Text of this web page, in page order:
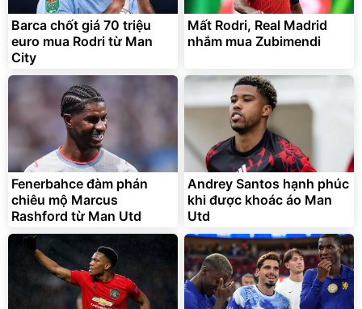
Barca chốt giá 70 triệu
euro mua Rodri từ Man
City
Mất Rodri, Real Madrid
nhắm mua Zubimendi
Fenerbahce đàm phán
chiêu mộ Marcus
Rashford từ Man Utd
Andrey Santos hạnh phúc
khi được khoác áo Man
Utd